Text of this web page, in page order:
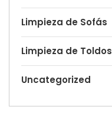
Limpieza de Sofás
Limpieza de Toldos
Uncategorized